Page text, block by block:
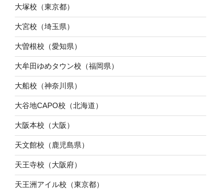
大塚校（東京都）
大宮校（埼玉県）
大曽根校（愛知県）
大牟田ゆめタウン校（福岡県）
大船校（神奈川県）
大谷地CAPO校（北海道）
大阪本校（大阪）
天文館校（鹿児島県）
天王寺校（大阪府）
天王洲アイル校（東京都）